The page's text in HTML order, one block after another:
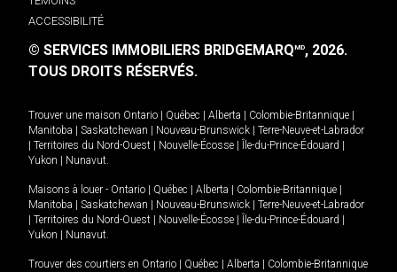
ACCESSIBILITÉ
© SERVICES IMMOBILIERS BRIDGEMARQMD, 2026.
TOUS DROITS RÉSERVÉS.
Trouver une maison Ontario Québec Alberta Colombie-Britannique
Manitoba
Saskatchewan Nouveau-Brunswick
Terre-Neuve-et-Labrador
Territoires du Nord-Ouest Nouvelle-Écosse Île-du-Prince-Édouard
Yukon
Nunavut.
Maisons à louer - Ontario Québec Alberta Colombie-Britannique
Manitoba
Saskatchewan Nouveau-Brunswick
Terre-Neuve-et-Labrador
Territoires du Nord-Ouest Nouvelle-Écosse Île-du-Prince-Édouard
Yukon
Nunavut.
Trouver des courtiers en Ontario Québec Alberta
Colombie-Britannique